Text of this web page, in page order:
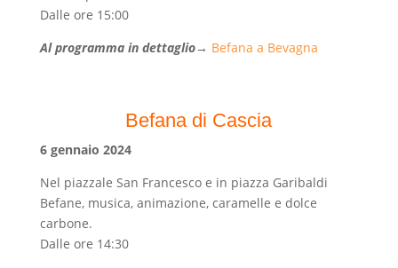
Dalle ore 15:00
Al programma in dettaglio→ Befana a Bevagna
Befana di Cascia
6 gennaio 2024
Nel piazzale San Francesco e in piazza Garibaldi
Befane, musica, animazione, caramelle e dolce
carbone.
Dalle ore 14:30